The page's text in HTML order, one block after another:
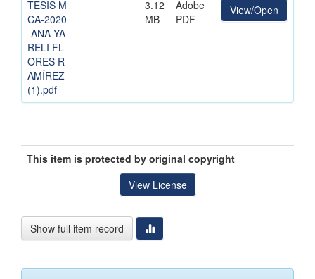
TESIS M
CA-2020
-ANA YA
RELI FL
ORES R
AMÍREZ
(1).pdf
3.12
MB
Adobe
PDF
View/Open
This item is protected by original copyright
View License
Show full item record